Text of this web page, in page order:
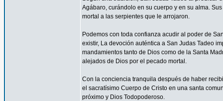
Agábaro, curándolo en su cuerpo y en su alma.
mortal a las serpientes que le arrojaron.
Podemos con toda confianza acudir al poder de
existir, La devoción auténtica a San Judas Tadeo
mandamientos tanto de Dios como de la Santa
alejados de Dios por el pecado mortal.
Con la conciencia tranquila después de haber
el sacratísimo Cuerpo de Cristo en una santa
próximo y Dios Todopoderoso.